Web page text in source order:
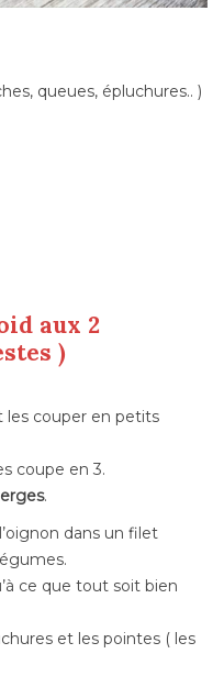
queues, épluchures.. )
aux 2
)
les couper en petits
coupe en 3.
.
dans un filet
ce que tout soit bien
et les pointes ( les